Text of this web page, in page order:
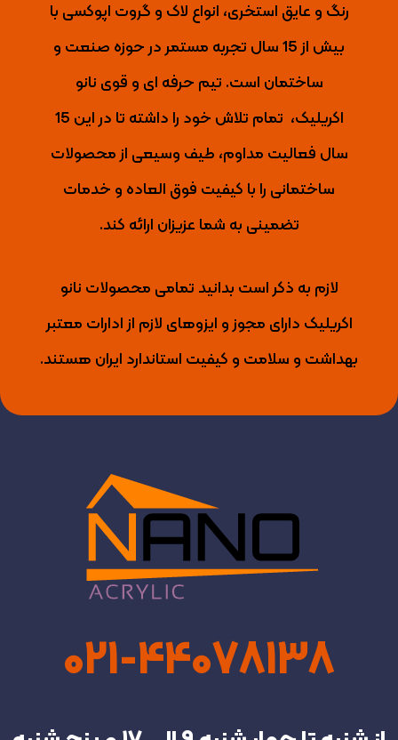
رنگ و عایق استخری، انواع لاک و گروت اپوکسی با
بیش از 15 سال تجربه مستمر در حوزه صنعت و
ساختمان است. تیم حرفه ای و قوی نانو
اکریلیک، تمام تلاش خود را داشته تا
در این 15
سال فعالیت مداوم، طیف وسیعی از محصولات
ساختمانی را با کیفیت فوق العاده و خدمات
تضمینی به شما عزیزان ارائه کند.
لازم به ذکر است بدانید تمامی محصولات نانو
اکریلیک دارای مجوز و ایزوهای لازم از ادارات معتبر
بهداشت و سلامت و کیفیت استاندارد ایران هستند.
021-44078138